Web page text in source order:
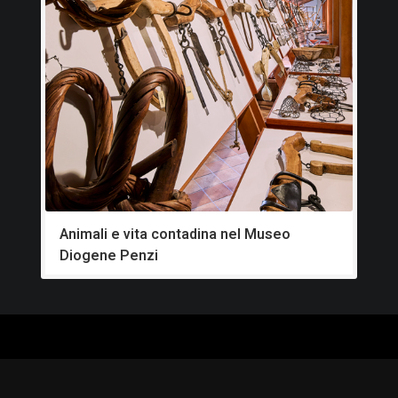
Animali e vita contadina nel Museo
Diogene Penzi